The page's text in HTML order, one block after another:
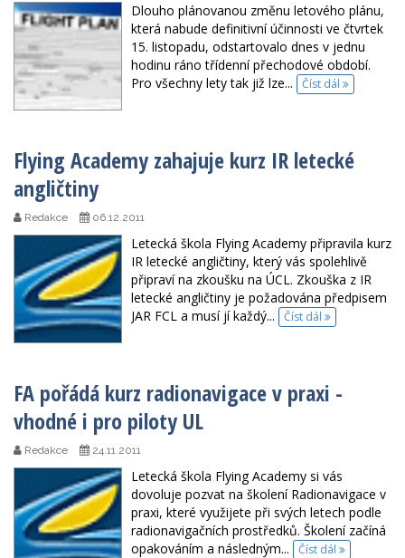
Dlouho plánovanou změnu letového plánu,
která nabude definitivní účinnosti ve čtvrtek
15. listopadu, odstartovalo dnes v jednu
hodinu ráno třídenní přechodové období.
Pro všechny lety tak již lze...
Číst dál
Flying Academy zahajuje kurz IR letecké
angličtiny
Redakce 06.12.2011
Letecká škola Flying Academy připravila kurz
IR letecké angličtiny, který vás spolehlivě
připraví na zkoušku na ÚCL. Zkouška z IR
letecké angličtiny je požadována předpisem
JAR FCL a musí jí každý...
Číst dál
FA pořádá kurz radionavigace v praxi -
vhodné i pro piloty UL
Redakce 24.11.2011
Letecká škola Flying Academy si vás
dovoluje pozvat na školení Radionavigace v
praxi, které využijete při svých letech podle
radionavigačních prostředků. Školení začíná
opakováním a následným...
Číst dál